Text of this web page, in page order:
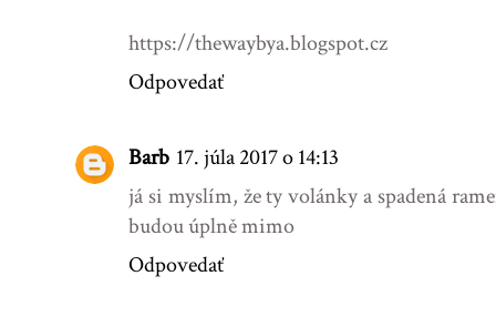
https://thewaybya.blogspot.cz
Odpovedať
Barb 17. júla 2017 o 14:13
já si myslím, že ty volánky a spadená
budou úplně mimo
Odpovedať